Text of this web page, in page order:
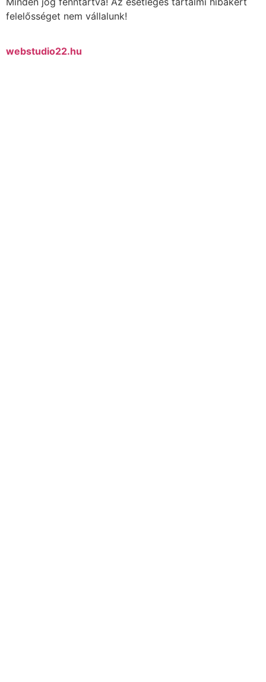
felelősséget nem vállalunk!
webstudio22.hu